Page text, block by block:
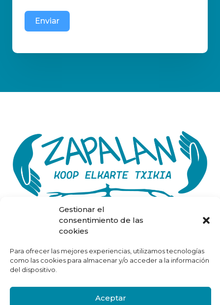
Gestionar el
consentimiento de las
cookies
Para ofrecer las mejores experiencias, utilizamos tecnologías
como las cookies para almacenar y/o acceder a la información
del dispositivo.
Aceptar
Enviar
Sobre Nosotros
Proyectos
Contacto